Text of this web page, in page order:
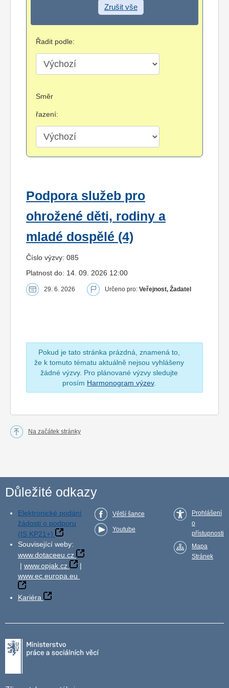
Zrušit vše
Řadit podle:
Směr
řazení:
Podpora služeb pro
ohrožené děti, rodiny a
mladé dospělé (4)
Číslo výzvy: 085
Platnost do: 14. 09. 2026 12:00
29. 6. 2026 Určeno pro: Veřejnost, Žadatel
Pokud je tato stránka prázdná, znamená to,
že k tomuto tématu aktuálně nejsou vyhlášeny
žádné výzvy. Pro plánované výzvy sledujte
prosím Harmonogram výzev.
Na začátek stránky
Důležité odkazy
Elektronické podání
žádosti o podporu
(IS KP21+)
Související weby:
www.dotaceeu.cz
| www.opjak.cz
|
www.ec.europa.eu
Kariéra
Větší šance
Youtube
Prohlášení
o
přístupnosti
Mapa
Stránek